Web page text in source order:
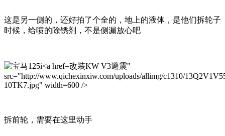
这是另一侧的，还好拍了个全的，地上的液体，是他们拆轮子
时候，给喷的除锈剂，不是侧漏放心吧
改装KW V3避震"
src="http://www.qichexinxiw.com/uploads/allimg/c1310/
10TK7.jpg" width=600 />
拆前轮，需要在这里动手